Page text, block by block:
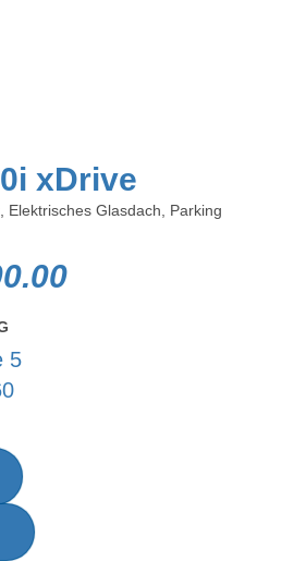
xDrive
Elektrisches Glasdach, Parking
5